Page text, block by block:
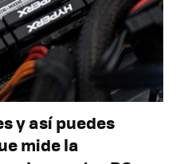
y así puedes
mide la